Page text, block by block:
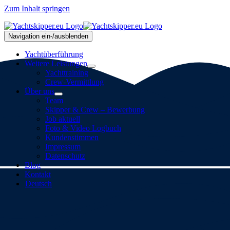
Zum Inhalt springen
Navigation ein-/ausblenden
Yachtüberführung
Weitere Leistungen
Yachttraining
Crew-Vermittlung
Über uns
Team
Skipper & Crew – Bewerbung
Job aktuell
Foto & Video Logbuch
Kundenstimmen
Impressum
Datenschutz
Blog
Kontakt
Deutsch